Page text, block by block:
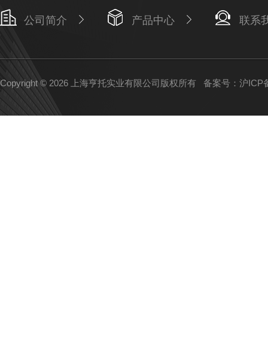
公司简介 产品中心 联系
Copyright © 2026 上海亨托实业有限公司版权所有 备案号：沪ICP